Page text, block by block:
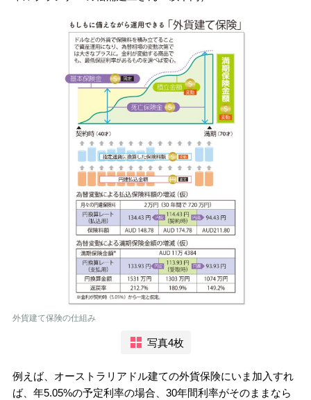
外貨建て保険の仕組み
写真4枚
例えば、オーストラリアドル建ての外貨保険にいま加入すれ
ば、年5.05%の予定利率の場合、30年間利率がそのままなら